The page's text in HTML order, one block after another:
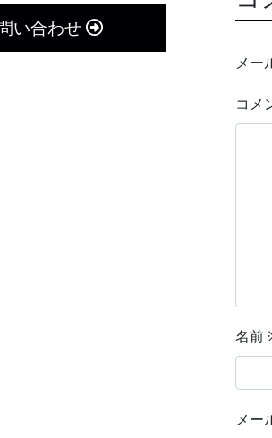
メー
コメ
名前
メー
い合わせ